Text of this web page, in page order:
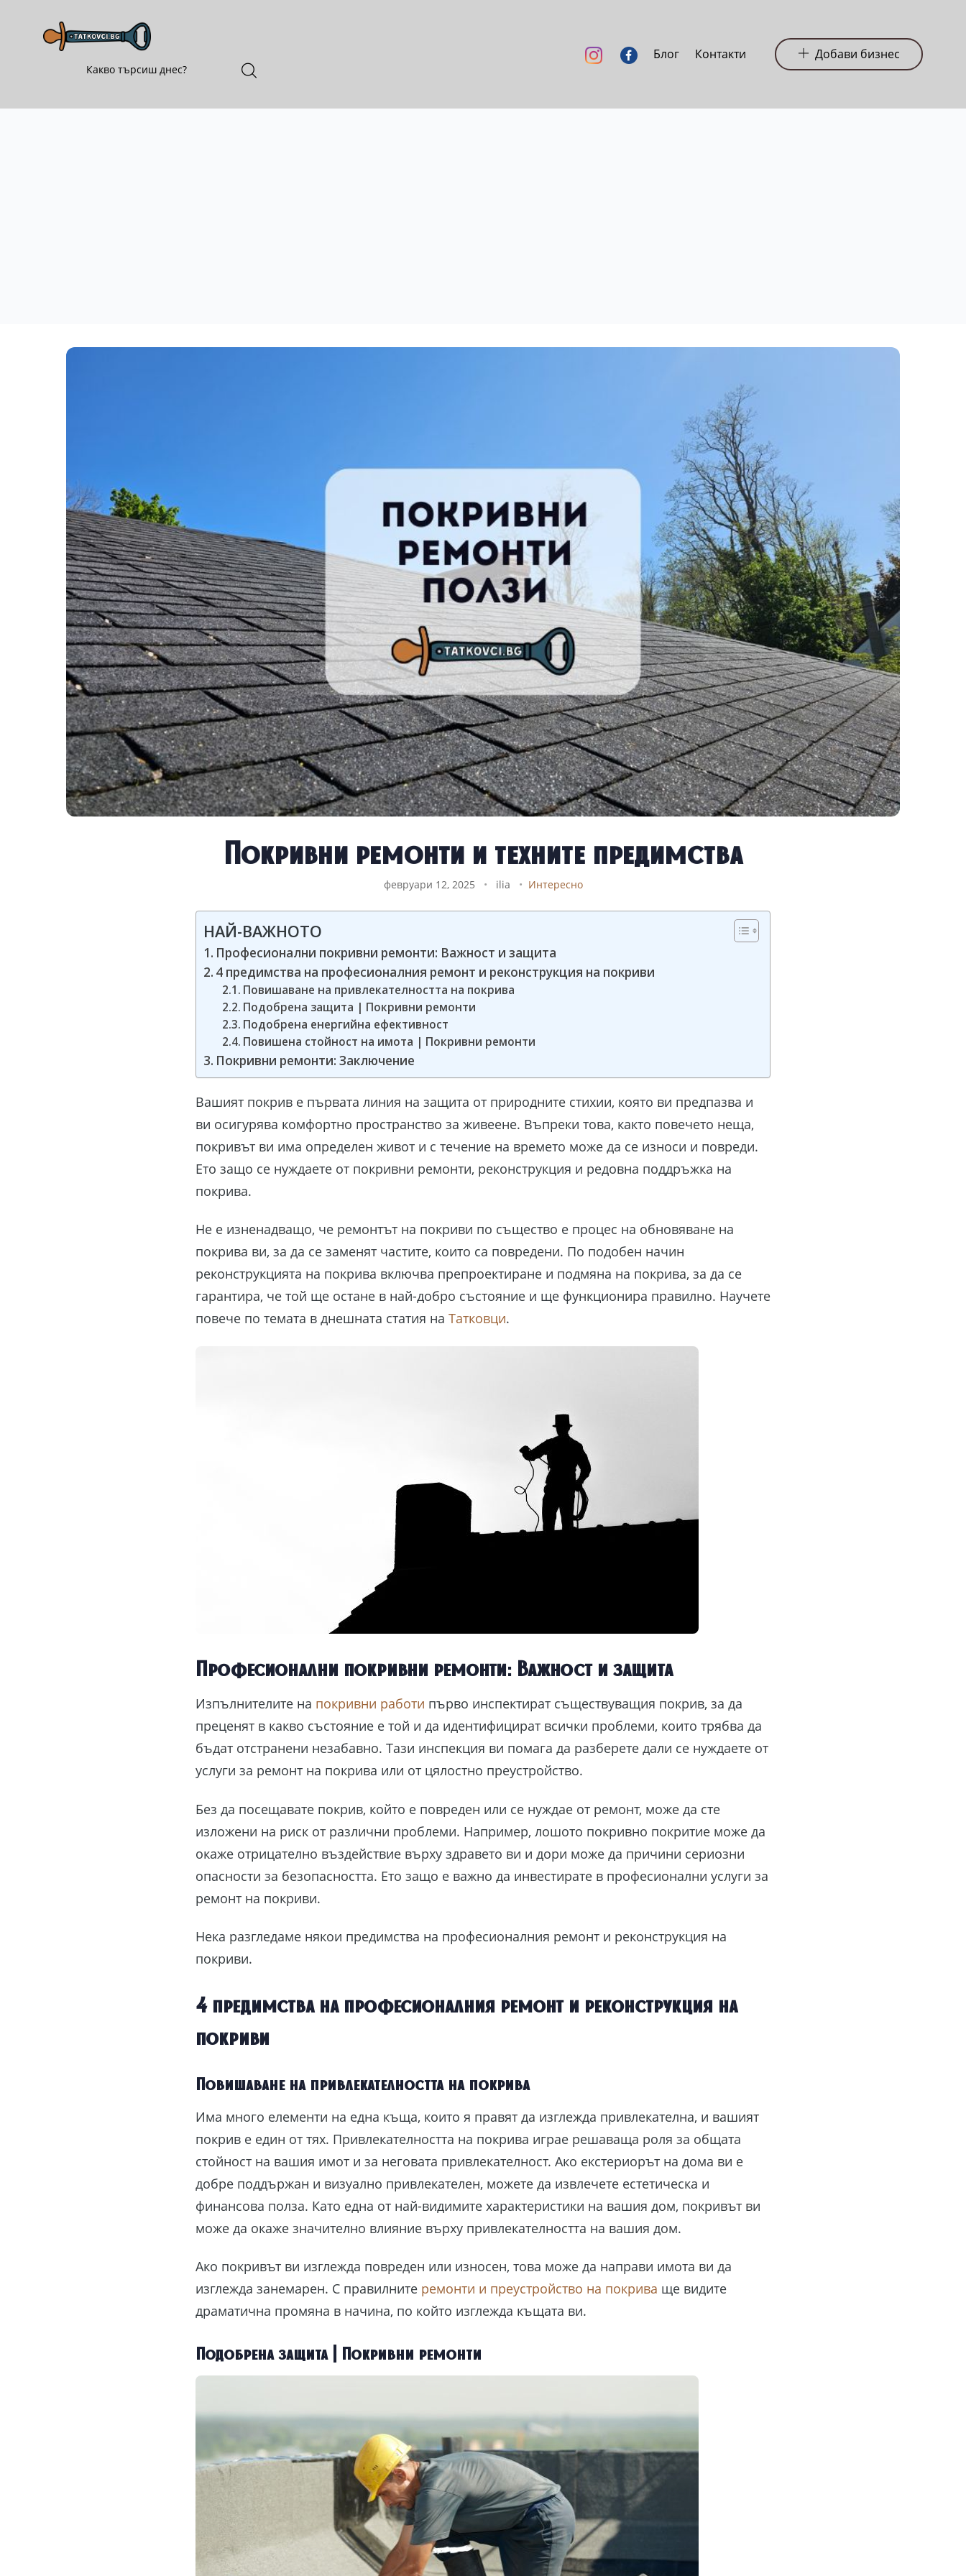
Блог Контакти Добави бизнес
Покривни ремонти и техните предимства
февруари 12, 2025 • ilia • Интересно
НАЙ-ВАЖНОТО
Професионални покривни ремонти: Важност и защита
4 предимства на професионалния ремонт и реконструкция на покриви
Повишаване на привлекателността на покрива
Подобрена защита | Покривни ремонти
Подобрена енергийна ефективност
Повишена стойност на имота | Покривни ремонти
Покривни ремонти: Заключение
Вашият покрив е първата линия на защита от природните стихии, която ви предпазва и
ви осигурява комфортно пространство за живеене. Въпреки това, както повечето неща,
покривът ви има определен живот и с течение на времето може да се износи и повреди.
Ето защо се нуждаете от покривни ремонти, реконструкция и редовна поддръжка на
покрива.
Не е изненадващо, че ремонтът на покриви по същество е процес на обновяване на
покрива ви, за да се заменят частите, които са повредени. По подобен начин
реконструкцията на покрива включва препроектиране и подмяна на покрива, за да се
гарантира, че той ще остане в най-добро състояние и ще функционира правилно. Научете
повече по темата в днешната статия на Татковци.
Професионални покривни ремонти: Важност и защита
Изпълнителите на покривни работи първо инспектират съществуващия покрив, за да
преценят в какво състояние е той и да идентифицират всички проблеми, които трябва да
бъдат отстранени незабавно. Тази инспекция ви помага да разберете дали се нуждаете от
услуги за ремонт на покрива или от цялостно преустройство.
Без да посещавате покрив, който е повреден или се нуждае от ремонт, може да сте
изложени на риск от различни проблеми. Например, лошото покривно покритие може да
окаже отрицателно въздействие върху здравето ви и дори може да причини сериозни
опасности за безопасността. Ето защо е важно да инвестирате в професионални услуги за
ремонт на покриви.
Нека разгледаме някои предимства на професионалния ремонт и реконструкция на
покриви.
4 предимства на професионалния ремонт и реконструкция на
покриви
Повишаване на привлекателността на покрива
Има много елементи на една къща, които я правят да изглежда привлекателна, и вашият
покрив е един от тях. Привлекателността на покрива играе решаваща роля за общата
стойност на вашия имот и за неговата привлекателност. Ако екстериорът на дома ви е
добре поддържан и визуално привлекателен, можете да извлечете естетическа и
финансова полза. Като една от най-видимите характеристики на вашия дом, покривът ви
може да окаже значително влияние върху привлекателността на вашия дом.
Ако покривът ви изглежда повреден или износен, това може да направи имота ви да
изглежда занемарен. С правилните ремонти и преустройство на покрива ще видите
драматична промяна в начина, по който изглежда къщата ви.
Подобрена защита | Покривни ремонти